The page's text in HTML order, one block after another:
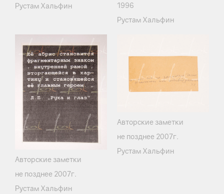
Рустам Хальфин
1996
Рустам Хальфин
Авторские заметки
не позднее 2007г.
Рустам Хальфин
Авторские заметки
не позднее 2007г.
Рустам Хальфин